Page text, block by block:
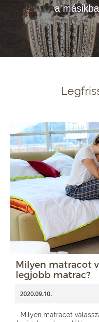
a
Milyen matracot
legjobb matrac?
2020.09.10.
Milyen matracot